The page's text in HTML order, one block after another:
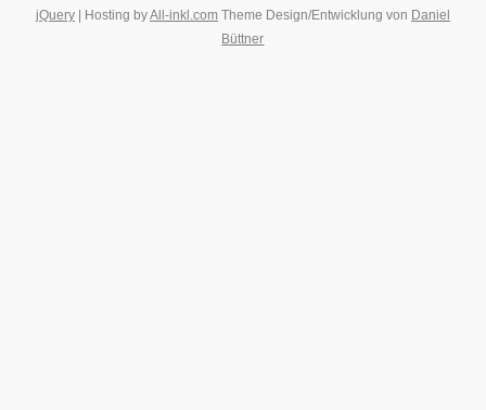
jQuery| Hosting byAll-inkl.comTheme Design/Entwicklung von Daniel
Büttner